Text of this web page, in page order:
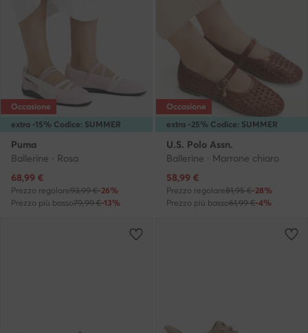
extra -15% Codice: SUMMER
Occasione
Puma
Ballerine · Rosa
Prezzo attuale
68,99 €
Prezzo regolare93,99 €-26%
Prezzo più basso79,99 €-13%
extra -25% Codice: SUMMER
Occasione
U.S. Polo Assn.
Ballerine · Marrone chiaro
Prezzo attuale
58,99 €
Prezzo regolare81,95 €-28%
Prezzo più basso61,99 €-4%